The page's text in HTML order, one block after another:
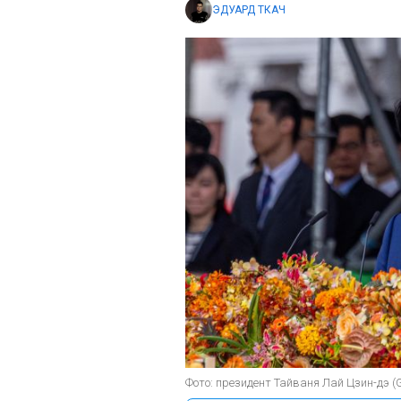
ЭДУАРД ТКАЧ
Фото: президент Тайваня Лай Цзин-дэ